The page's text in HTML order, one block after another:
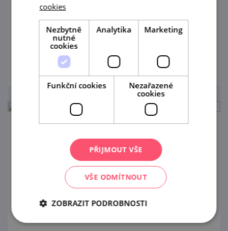
Nenechte si ujít jedinečnou příležitost
nahlédnout do tajů výroby vína vinařství
Jiřího Šilinka a ochutnat jejich vína!
prohlédnout
ležáckého sklepa
4. 9. '26
Nenechte si ujít jedinečnou příležitost
nahlédnout do tajů výroby vína vinařství
cookies
Nezbytně
nutné
cookies
Analytika Marketing
Funkční cookies
Nezařazené
cookies
PŘIJMOUT VŠE
VŠE ODMÍTNOUT
ZOBRAZIT PODROBNOSTI